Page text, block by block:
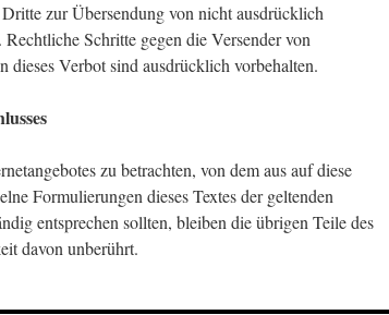
zur Übersendung von nicht ausdrücklich
Schritte gegen die Versender von
dieses Verbot sind ausdrücklich vorbehalten.
zu betrachten, von dem aus auf diese
Formulierungen dieses Textes der geltenden
entsprechen sollten, bleiben die übrigen Teile des
davon unberührt.